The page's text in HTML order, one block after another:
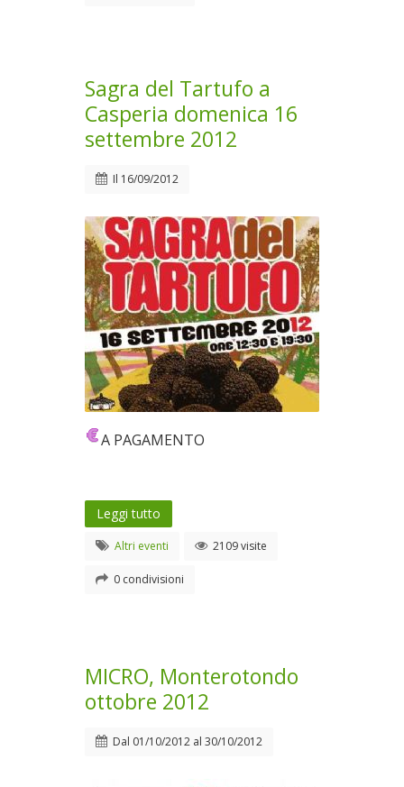
Sagra del Tartufo a
Casperia domenica 16
settembre 2012
Il 16/09/2012
A PAGAMENTO
Leggi tutto
Altri eventi 2109 visite
0 condivisioni
MICRO, Monterotondo
ottobre 2012
Dal 01/10/2012 al 30/10/2012